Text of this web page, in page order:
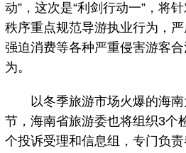
动”，这次是“利剑行动一”，将
秩序重点规范导游执业行为，
强迫消费等各种严重侵害游客
为。
以冬季旅游市场火爆的海南
节，海南省旅游委也将组织3个
个投诉受理和信息组，专门负